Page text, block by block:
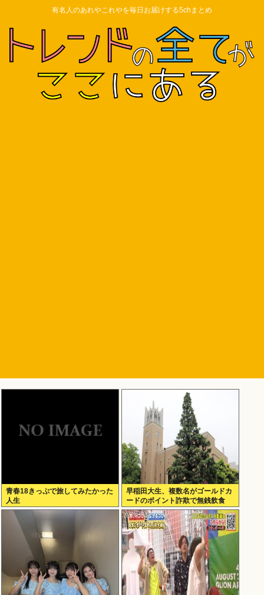
有名人のあれやこれやを毎日お届けする5chまとめ
青春18きっぷで旅してみたかった
人生
早稲田大生、複数名がゴールドカ
ードのポイント詐欺で無銭飲食